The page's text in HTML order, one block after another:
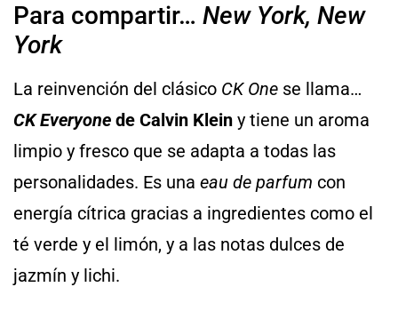
Para compartir… New York, New
York
La reinvención del clásico CK One se llama…
CK Everyone de Calvin Klein y tiene un aroma
limpio y fresco que se adapta a todas las
personalidades. Es una eau de parfum con
energía cítrica gracias a ingredientes como el
té verde y el limón, y a las notas dulces de
jazmín y lichi.